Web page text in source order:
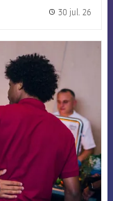
30 jul. 26